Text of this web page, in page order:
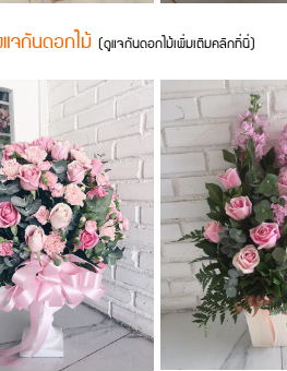
จกันดอกไม้ (ดูแจกันดอกไม้เพิ่มเติมคลิกที่นี่)